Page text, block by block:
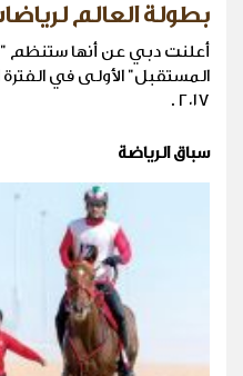
بطولة العالم
أعلنت دبي عن أنها ستنظم
٢٠١٧ .
سباق الرياضة